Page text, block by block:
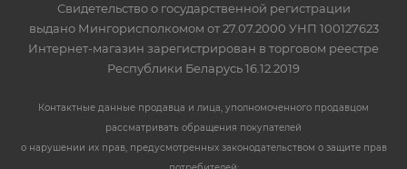
Свидетельство о государственной регистрации
выдано Мингорисполкомом от 27.07.2000 УНП 100127623
Интернет-магазин зарегистрирован в торговом реестре
Республики Беларусь 16.12.2019
Контактные данные продавца и лица, уполномоченного продавцом
рассматривать обращения покупателей
о нарушении их прав, предусмотренных законодательством о защите прав